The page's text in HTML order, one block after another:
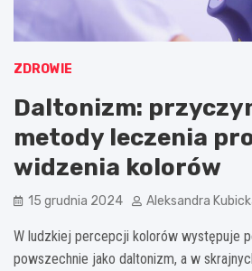
ZDROWIE
Daltonizm:
metody leczenia
widzenia kolorów
15 grudnia 2024 Aleksandra
W ludzkiej percepcji kolorów występuje
powszechnie jako daltonizm, a w